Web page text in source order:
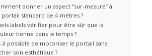
donner un aspect “sur-mesure” à
portail standard de 4 mètres ?
labels vérifier pour être sûr que la
tienne dans le temps ?
il possible de motoriser le portail sans
son esthétique ?